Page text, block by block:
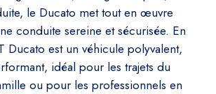
le Ducato met tout en œuvre
conduite sereine et sécurisée. En
Ducato est un véhicule polyvalent,
idéal pour les trajets du
ou pour les professionnels en